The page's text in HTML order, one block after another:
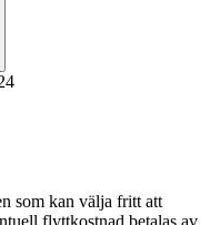
som kan välja fritt att
flyttkostnad betalas av